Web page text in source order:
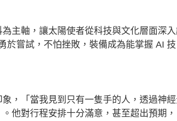
主軸，讓太陽使者從科技與文化層面深
於嘗試，不怕挫敗，裝備成為能掌握 AI 技
，「當我見到只有一隻手的人，透過神
他對行程安排十分滿意，甚至超出預期，